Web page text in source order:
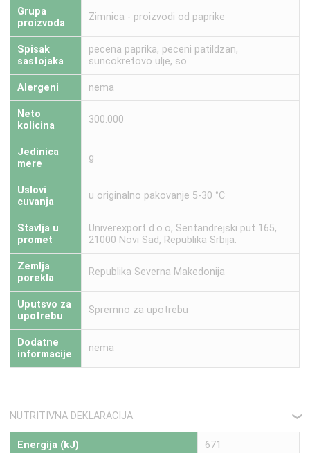
Grupa
proizvoda
Zimnica - proizvodi od paprike
Spisak
sastojaka
pecena paprika, peceni patildzan,
suncokretovo ulje, so
Alergeni nema
Neto
kolicina
300.000
Jedinica
mere
g
Uslovi
cuvanja
u originalno pakovanje 5-30 °C
Stavlja u
promet
Univerexport d.o.o, Sentandrejski put 165,
21000 Novi Sad, Republika Srbija.
Zemlja
porekla
Republika Severna Makedonija
Uputsvo za
upotrebu
Spremno za upotrebu
Dodatne
informacije
nema
NUTRITIVNA DEKLARACIJA ❮
Energija (kJ) 671